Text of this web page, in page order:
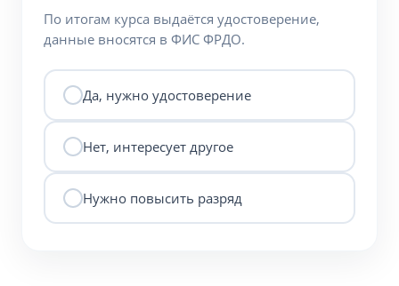
По итогам курса выдаётся удостоверение,
данные вносятся в ФИС ФРДО.
Да, нужно удостоверение
Нет, интересует другое
Нужно повысить разряд